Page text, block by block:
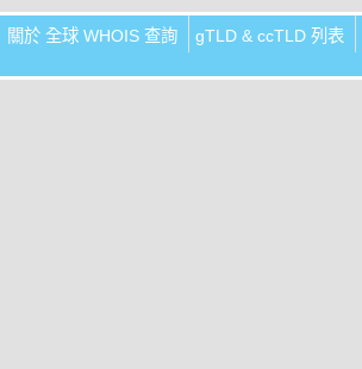
關於 全球 WHOIS 查詢 gTLD & ccTLD 列表